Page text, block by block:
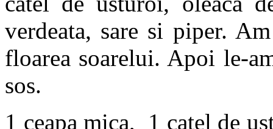
verdeata, sare si piper.
floarea soarelui. Apoi le-
sos.
1 ceapa mica, 1 catel de